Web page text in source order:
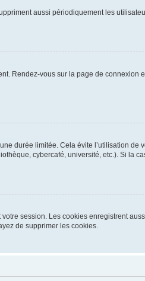
aussi périodiquement les
Rendez-vous sur la page de connexion
durée limitée. Cela évite l’utilisation de
cybercafé, université, etc.). Si la
session. Les cookies enregistrent
de supprimer les cookies.